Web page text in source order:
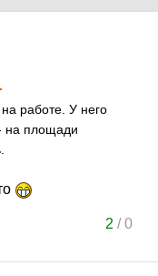
работе. У него
на площади
2 /0